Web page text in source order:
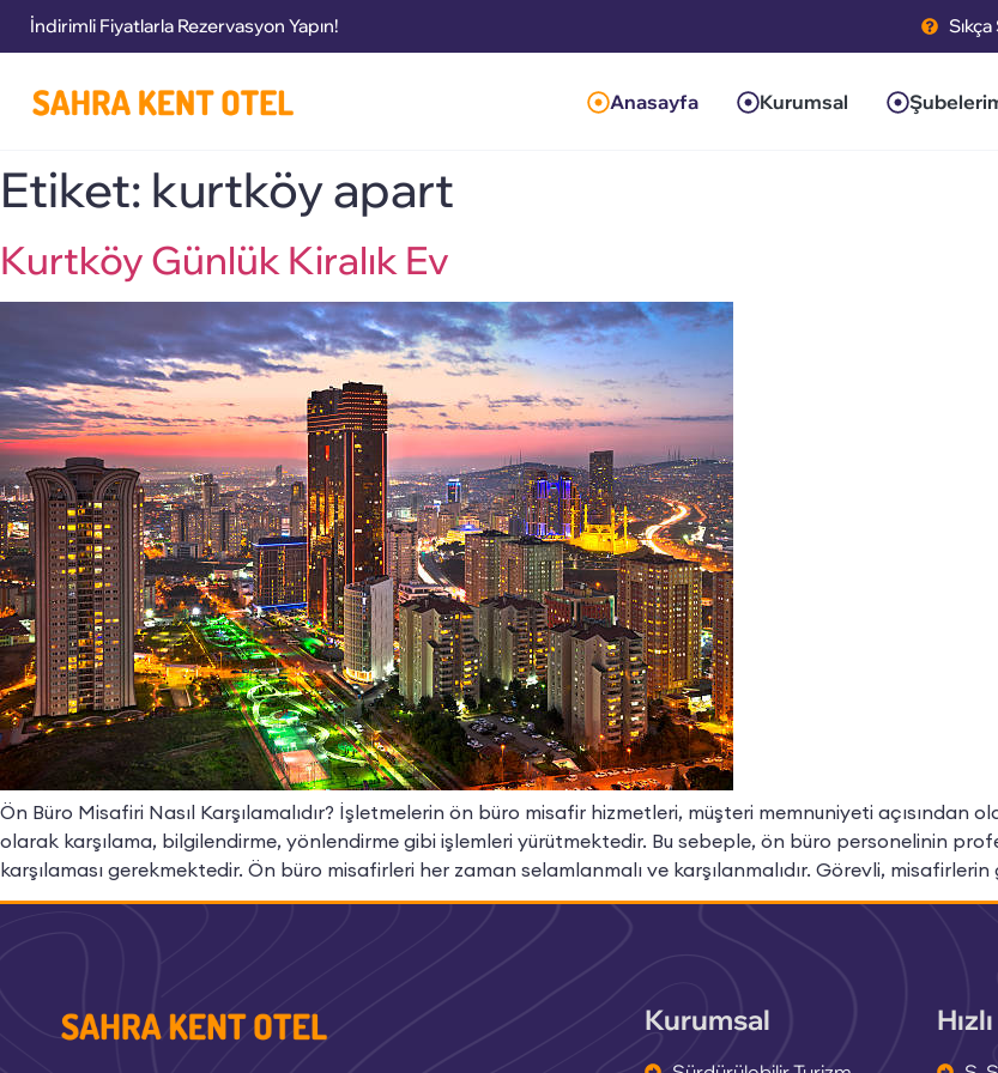
İndirimli Fiyatlarla Rezervasyon Yapın!
Anasayfa Kurumsal
Etiket: kurtköy apart
Kurtköy Günlük Kiralık Ev
Ön Büro Misafiri Nasıl Karşılamalıdır? İşletmelerin ön büro misafir hizmetleri, müşteri memnuniyeti açısından
olarak karşılama, bilgilendirme, yönlendirme gibi işlemleri yürütmektedir. Bu sebeple, ön büro personelinin
karşılaması gerekmektedir. Ön büro misafirleri her zaman selamlanmalı ve karşılanmalıdır. Görevli,
Kurumsal